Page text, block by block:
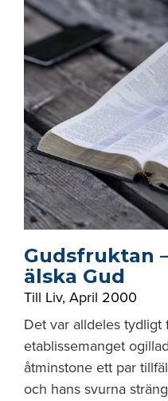
Gudsfruktan
älska Gud
Till Liv, April 2000
Det var alldeles
etablissemanget
åtminstone ett par
och hans svurna